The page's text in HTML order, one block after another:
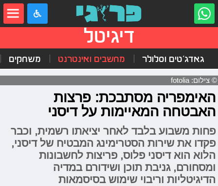
דיגיטל
גאדג'טים וסלולר מחשבים ואינטרנט משחקים
© צילום: fotolia
האימפריה מסתבכת: פרצות
האבטחה המאיימות על דיסני
פחות משבוע בלבד לאחר יציאתו רשמית, וכבר
פקדו את שירות הסטרימינג המבטיח של דיסני,
הלוא הוא דיסני פלוס, פריצות לחשבונות
ומסחורם, גניבת תוכן ושידורם במדיה
הדיגיטליות וריבוי שימוש בסיסמאות